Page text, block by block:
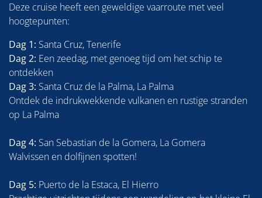
Deze cruise heeft een geweldige vaarroute met veel
hoogtepunten:
Dag 1: Santa Cruz, Tenerife
Dag 2: Een zeedag, met genoeg tijd om het schip te
ontdekken
Dag 3: Santa Cruz de la Palma, La Palma
Ontdek de indrukwekkende vulkanen en rustige stranden
op La Palma
Dag 4: San Sebastian de la Gomera, La Gomera
Walvissen en dolfijnen spotten!
Dag 5: Puerto de la Estaca, El Hierro